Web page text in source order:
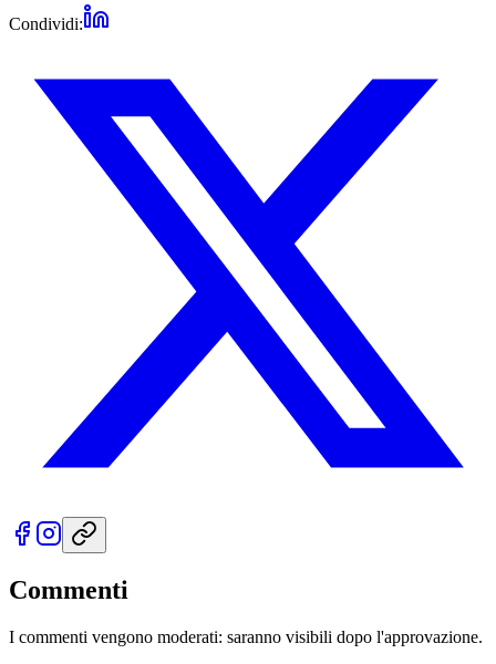
Condividi:
Commenti
I commenti vengono moderati: saranno visibili dopo l'approvazione.